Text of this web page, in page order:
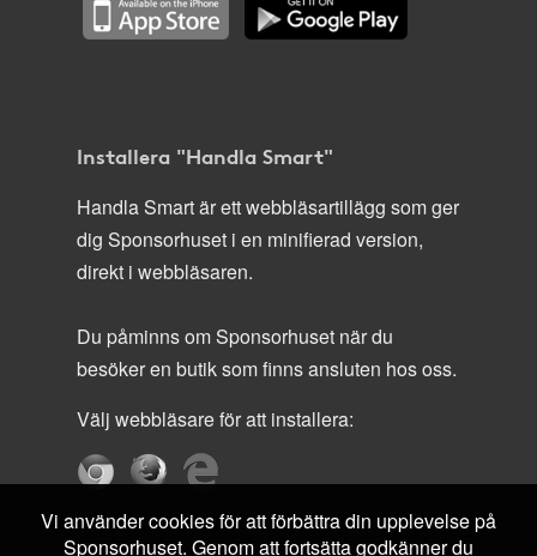
Installera "Handla Smart"
Handla Smart är ett webbläsartillägg som ger
dig Sponsorhuset i en minifierad version,
direkt i webbläsaren.
Du påminns om Sponsorhuset när du
besöker en butik som finns ansluten hos oss.
Välj webbläsare för att installera:
Vi använder cookies för att förbättra din upplevelse på
Sponsorhuset. Genom att fortsätta godkänner du